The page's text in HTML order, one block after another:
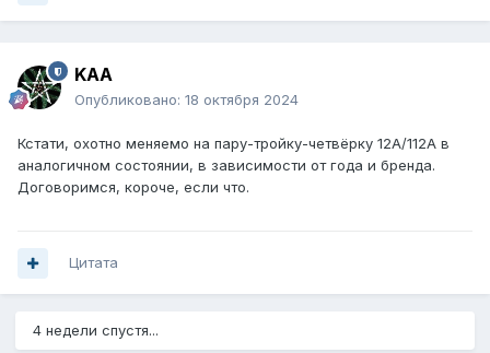
KAA
Опубликовано: 18 октября 2024
Кстати, охотно меняемо на пару-тройку-четвёрку 12А/112А в
аналогичном состоянии, в зависимости от года и бренда.
Договоримся, короче, если что.
Цитата
4 недели спустя...